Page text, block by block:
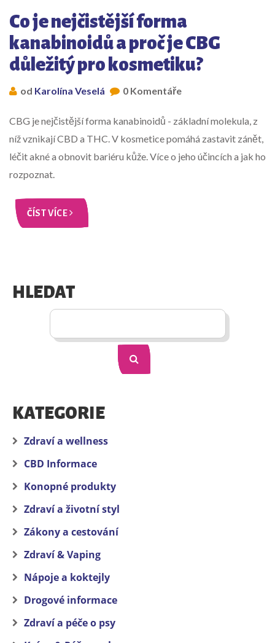
Co je nejčistější forma
kanabinoidů a proč je CBG
důležitý pro kosmetiku?
od Karolína Veselá 0 Komentáře
CBG je nejčistější forma kanabinoidů - základní molekula, z
níž vznikají CBD a THC. V kosmetice pomáhá zastavit zánět,
léčit akné a obnovit bariéru kůže. Více o jeho účincích a jak ho
rozpoznat.
ČÍST VÍCE
HLEDAT
KATEGORIE
Zdraví a wellness
CBD Informace
Konopné produkty
Zdraví a životní styl
Zákony a cestování
Zdraví & Vaping
Nápoje a koktejly
Drogové informace
Zdraví a péče o psy